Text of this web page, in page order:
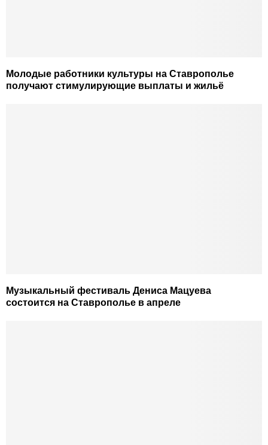
Молодые работники культуры на Ставрополье
получают стимулирующие выплаты и жильё
Музыкальный фестиваль Дениса Мацуева
состоится на Ставрополье в апреле